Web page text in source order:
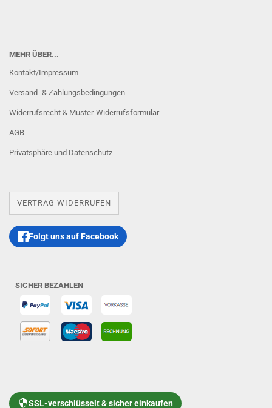
MEHR ÜBER...
Kontakt/Impressum
Versand- & Zahlungsbedingungen
Widerrufsrecht & Muster-Widerrufsformular
AGB
Privatsphäre und Datenschutz
VERTRAG WIDERRUFEN
Folgt uns auf Facebook
SICHER BEZAHLEN
SSL-verschlüsselt & sicher einkaufen